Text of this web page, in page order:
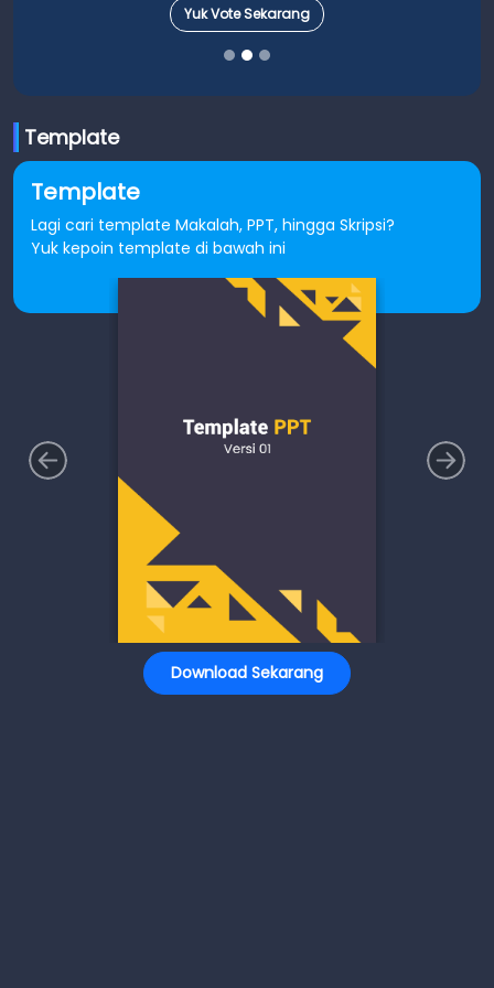
Template
Template
Lagi cari template Makalah, PPT, hingga Skripsi?
Yuk kepoin template di bawah ini
Download Sekarang